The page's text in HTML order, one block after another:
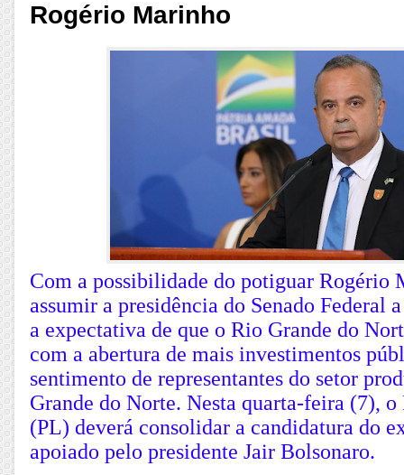
Rogério Marinho
Com a possibilidade do potiguar Rogério
assumir a presidência do Senado Federal
a expectativa de que o Rio Grande do
com a abertura de mais investimentos
sentimento de representantes do setor
Grande do Norte. Nesta quarta-feira (7),
(PL) deverá consolidar a candidatura do
apoiado pelo presidente Jair Bolsonaro.